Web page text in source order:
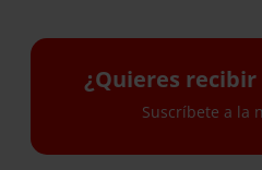
¿Quieres
Suscríbete a la